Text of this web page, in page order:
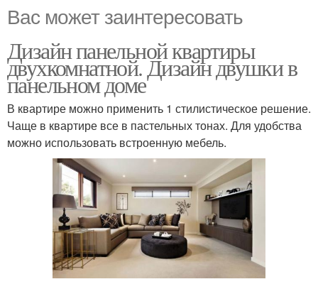
Вас может заинтересовать
Дизайн панельной квартиры
двухкомнатной. Дизайн двушки в
панельном доме
В квартире можно применить 1 стилистическое решение.
Чаще в квартире все в пастельных тонах. Для удобства
можно использовать встроенную мебель.